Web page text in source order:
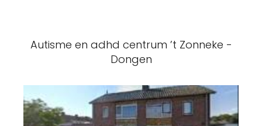
Autisme en adhd centrum ’t Zonneke -
Dongen